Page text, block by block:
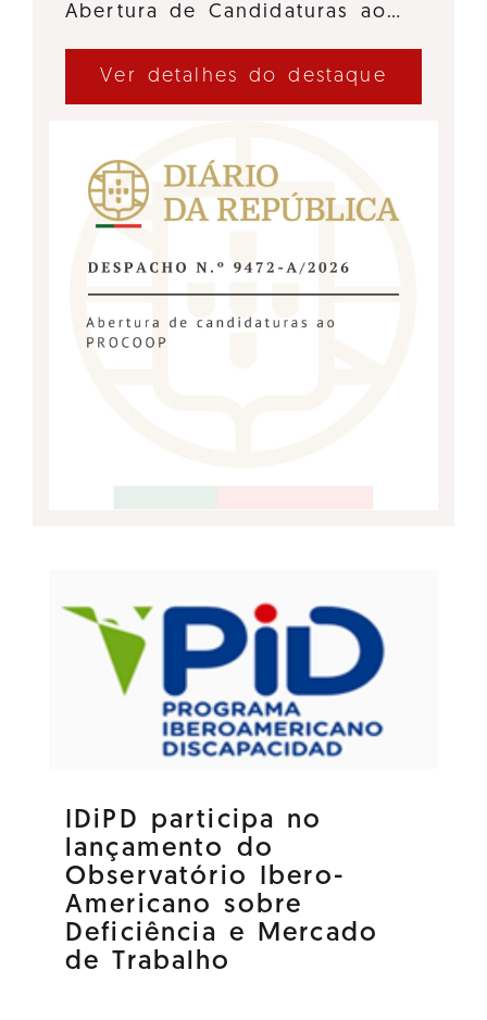
Abertura de Candidaturas ao…
Ver detalhes do destaque
IDiPD participa no
lançamento do
Observatório Ibero-
Americano sobre
Deficiência e Mercado
de Trabalho